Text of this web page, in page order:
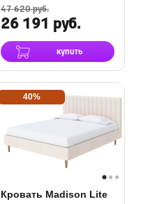
47 620 руб.
26 191 руб.
купить
40%
Кровать Madison Lite